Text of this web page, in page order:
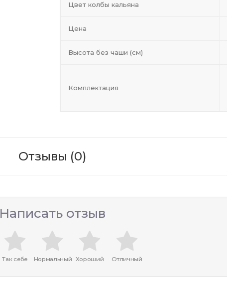
Цвет колбы кальяна
Цена
Высота без чаши (см)
Комплектация
Отзывы (0)
Написать отзыв
Так себе Нормальный Хороший Отличный